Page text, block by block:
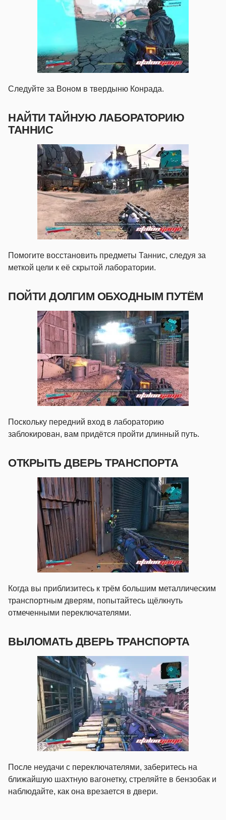
Следуйте за Воном в твердыню Конрада.
НАЙТИ ТАЙНУЮ ЛАБОРАТОРИЮ
ТАННИС
Помогите восстановить предметы Таннис, следуя за
меткой цели к её скрытой лаборатории.
ПОЙТИ ДОЛГИМ ОБХОДНЫМ ПУТЁМ
Поскольку передний вход в лабораторию
заблокирован, вам придётся пройти длинный путь.
ОТКРЫТЬ ДВЕРЬ ТРАНСПОРТА
Когда вы приблизитесь к трём большим металлическим
транспортным дверям, попытайтесь щёлкнуть
отмеченными переключателями.
ВЫЛОМАТЬ ДВЕРЬ ТРАНСПОРТА
После неудачи с переключателями, заберитесь на
ближайшую шахтную вагонетку, стреляйте в бензобак и
наблюдайте, как она врезается в двери.